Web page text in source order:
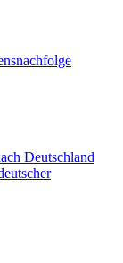
Deutschland